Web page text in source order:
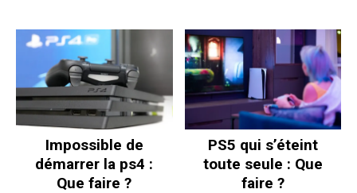
Impossible de
démarrer la ps4 :
Que faire ?
PS5 qui s’éteint
toute seule : Que
faire ?